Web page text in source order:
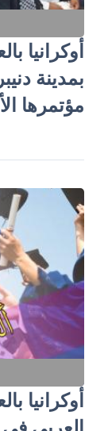
أوكرانيا
بمدينة
مؤتمرها
أوكرانيا